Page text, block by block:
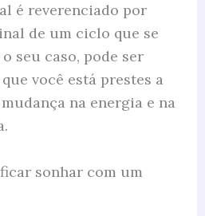
é reverenciado por
de um ciclo que se
seu caso, pode ser
você está prestes a
na energia e na
sonhar com um